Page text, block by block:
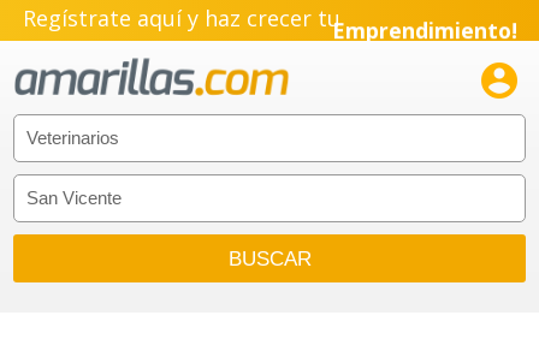
Regístrate aquí y haz crecer tuEmprendimiento!
